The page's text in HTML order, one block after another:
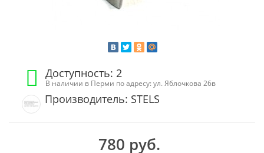
Доступность: 2
В наличии в Перми по адресу: ул. Яблочкова 26в
Производитель: STELS
780 руб.